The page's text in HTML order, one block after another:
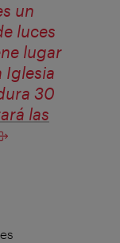
un
luces
lugar
Iglesia
30
las